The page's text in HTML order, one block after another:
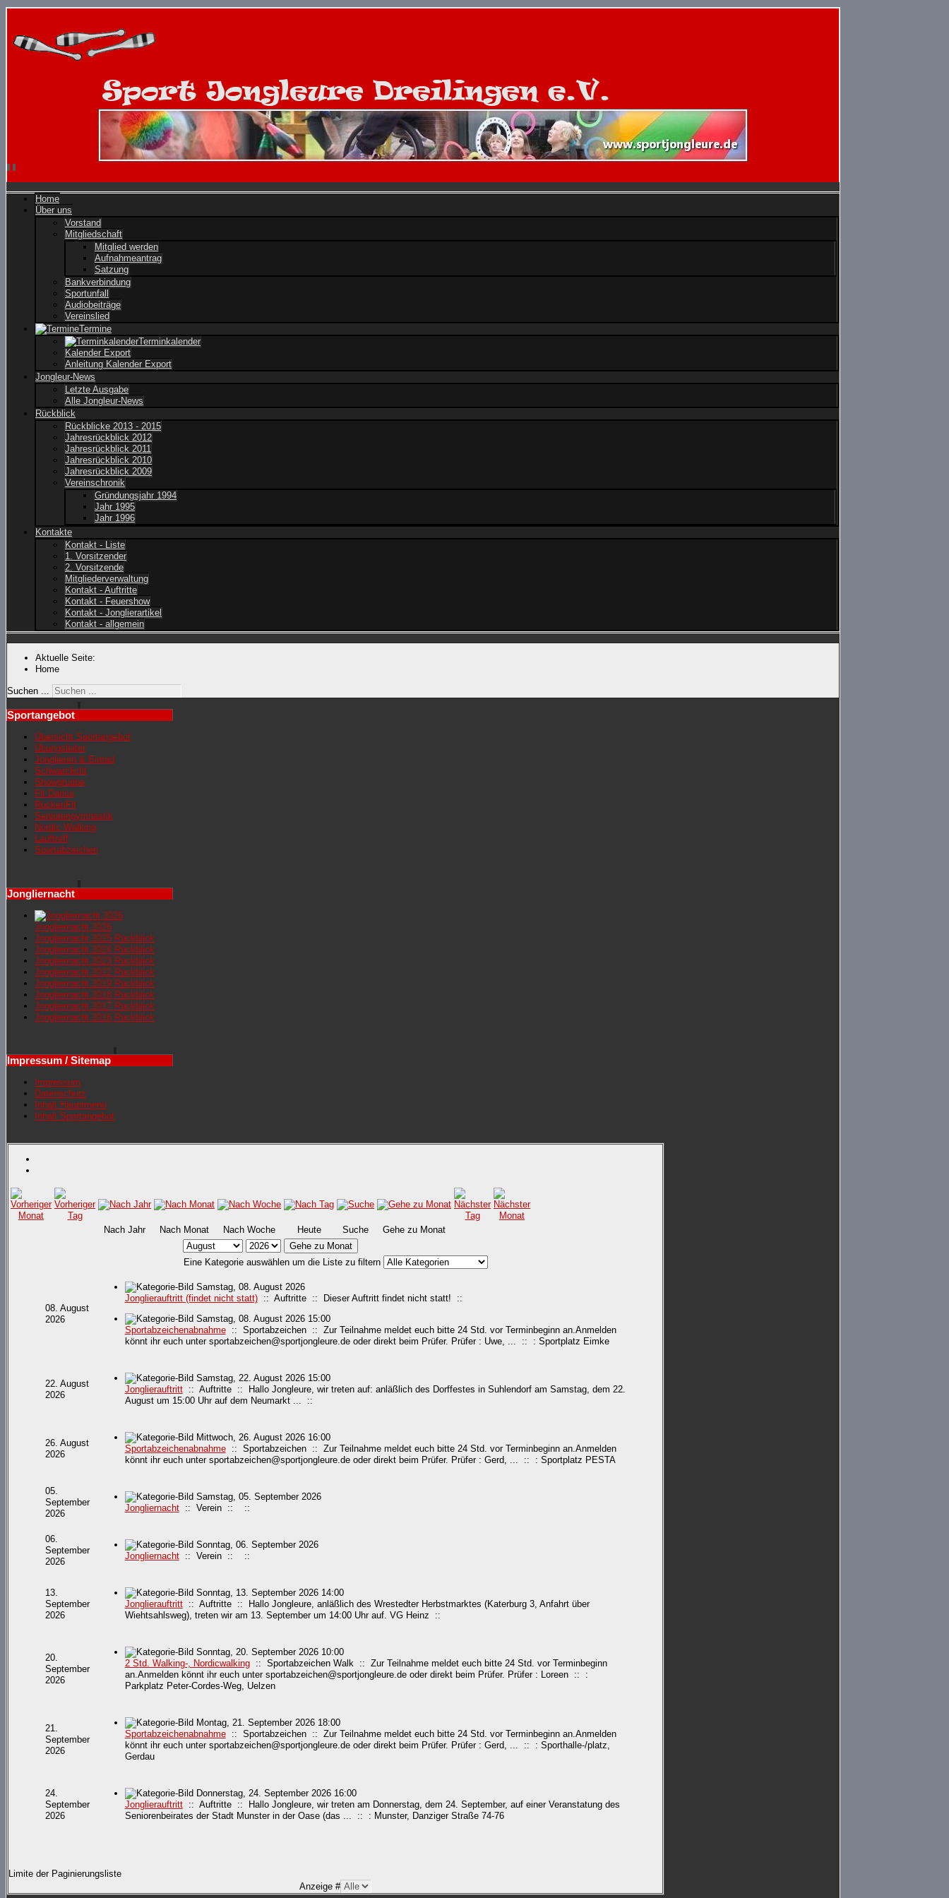
Home
Über uns
Vorstand
Mitgliedschaft
Mitglied werden
Aufnahmeantrag
Satzung
Bankverbindung
Sportunfall
Audiobeiträge
Vereinslied
Termine
Terminkalender
Kalender Export
Anleitung Kalender Export
Jongleur-News
Letzte Ausgabe
Alle Jongleur-News
Rückblick
Rückblicke 2013 - 2015
Jahresrückblick 2012
Jahresrückblick 2011
Jahresrückblick 2010
Jahresrückblick 2009
Vereinschronik
Gründungsjahr 1994
Jahr 1995
Jahr 1996
Kontakte
Kontakt - Liste
1. Vorsitzender
2. Vorsitzende
Mitgliederverwaltung
Kontakt - Auftritte
Kontakt - Feuershow
Kontakt - Jonglierartikel
Kontakt - allgemein
Aktuelle Seite:
Home
Suchen ...
Sportangebot
Übersicht Sportangebot
Übungsleiter
Jonglieren & Einrad
Schwarzlicht
Showgruppe
Fit Dance
RückenFit
Seniorengymnastik
Nordic Walking
Lauftreff
Sportabzeichen
Jongliernacht
Jongliernacht 2026
Jongliernachr 2025 Rückblick
Jongliernacht 2024 Rückblick
Jongliernacht 2023 Rückblick
Jongliernacht 2022 Rückblick
Jongliernacht 2019 Rückblick
Jongliernacht 2018 Rückblick
Jongliernacht 2017 Rückblick
Jongliernacht 2016 Rückblick
Impressum / Sitemap
Impressum
Datenschutz
Inhalt Hauptmenü
Inhalt Sportangebot
Nach Jahr Nach Monat Nach Woche Heute Suche
Gehe zu Monat
Gehe zu Monat
Eine Kategorie auswählen um die Liste zu filtern
08. August
2026
Samstag, 08. August 2026
Jonglierauftritt (findet nicht statt):: Auftritte :: Dieser Auftritt findet nicht statt! ::
Samstag, 08. August 2026 15:00
Sportabzeichenabnahme:: Sportabzeichen :: Zur Teilnahme meldet euch bitte 24 Std. vor Terminbeginn an.Anmelden
könnt ihr euch unter sportabzeichen@sportjongleure.de oder direkt beim Prüfer. Prüfer : Uwe, ... :: : Sportplatz Eimke
22. August
2026
Samstag, 22. August 2026 15:00
Jonglierauftritt:: Auftritte :: Hallo Jongleure, wir treten auf: anläßlich des Dorffestes in Suhlendorf am Samstag, dem 22.
August um 15:00 Uhr auf dem Neumarkt ... ::
26. August
2026
Mittwoch, 26. August 2026 16:00
Sportabzeichenabnahme:: Sportabzeichen :: Zur Teilnahme meldet euch bitte 24 Std. vor Terminbeginn an.Anmelden
könnt ihr euch unter sportabzeichen@sportjongleure.de oder direkt beim Prüfer. Prüfer : Gerd, ... :: : Sportplatz PESTA
05.
September
2026
Samstag, 05. September 2026
Jongliernacht:: Verein :: ::
06.
September
2026
Sonntag, 06. September 2026
Jongliernacht:: Verein :: ::
13.
September
2026
Sonntag, 13. September 2026 14:00
Jonglierauftritt:: Auftritte :: Hallo Jongleure, anläßlich des Wrestedter Herbstmarktes (Katerburg 3, Anfahrt über
Wiehtsahlsweg), treten wir am 13. September um 14:00 Uhr auf. VG Heinz ::
20.
September
2026
Sonntag, 20. September 2026 10:00
2 Std. Walking-, Nordicwalking:: Sportabzeichen Walk :: Zur Teilnahme meldet euch bitte 24 Std. vor Terminbeginn
an.Anmelden könnt ihr euch unter sportabzeichen@sportjongleure.de oder direkt beim Prüfer. Prüfer : Loreen :: :
Parkplatz Peter-Cordes-Weg, Uelzen
21.
September
2026
Montag, 21. September 2026 18:00
Sportabzeichenabnahme:: Sportabzeichen :: Zur Teilnahme meldet euch bitte 24 Std. vor Terminbeginn an.Anmelden
könnt ihr euch unter sportabzeichen@sportjongleure.de oder direkt beim Prüfer. Prüfer : Gerd, ... :: : Sporthalle-/platz,
Gerdau
24.
September
2026
Donnerstag, 24. September 2026 16:00
Jonglierauftritt:: Auftritte :: Hallo Jongleure, wir treten am Donnerstag, dem 24. September, auf einer Veranstatung des
Seniorenbeirates der Stadt Munster in der Oase (das ... :: : Munster, Danziger Straße 74-76
Limite der Paginierungsliste
Anzeige #